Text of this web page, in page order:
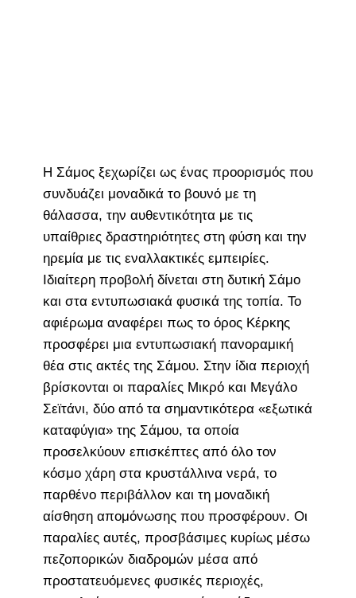
Η Σάμος ξεχωρίζει ως ένας προορισμός που
συνδυάζει μοναδικά το βουνό με τη
θάλασσα, την αυθεντικότητα με τις
υπαίθριες δραστηριότητες στη φύση και την
ηρεμία με τις εναλλακτικές εμπειρίες.
Ιδιαίτερη προβολή δίνεται στη δυτική Σάμο
και στα εντυπωσιακά φυσικά της τοπία. Το
αφιέρωμα αναφέρει πως το όρος Κέρκης
προσφέρει μια εντυπωσιακή πανοραμική
θέα στις ακτές της Σάμου. Στην ίδια περιοχή
βρίσκονται οι παραλίες Μικρό και Μεγάλο
Σεϊτάνι, δύο από τα σημαντικότερα «εξωτικά
καταφύγια» της Σάμου, τα οποία
προσελκύουν επισκέπτες από όλο τον
κόσμο χάρη στα κρυστάλλινα νερά, το
παρθένο περιβάλλον και τη μοναδική
αίσθηση απομόνωσης που προσφέρουν. Οι
παραλίες αυτές, προσβάσιμες κυρίως μέσω
πεζοπορικών διαδρομών μέσα από
προστατευόμενες φυσικές περιοχές,